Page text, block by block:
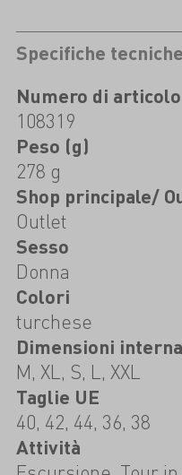
Specifiche tecniche
Numero di articolo
108319
Peso (g)
278 g
Shop principale/
Outlet
Sesso
Donna
Colori
turchese
Dimensioni
M, XL, S, L, XXL
Taglie UE
40, 42, 44, 36, 38
Attività